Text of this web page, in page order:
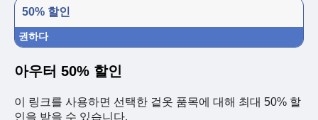
50% 할인
권하다
아우터 50% 할인
이 링크를 사용하면 선택한 겉옷 품목에 대해 최대 50% 할
인을 받을 수 있습니다.